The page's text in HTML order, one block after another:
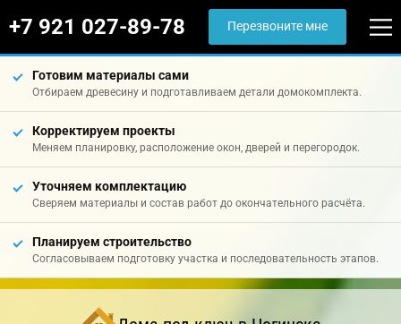
+7 921 027-89-78 Перезвоните мне
Готовим материалы сами
Отбираем древесину и подготавливаем детали домокомплекта.
Корректируем проекты
Меняем планировку, расположение окон, дверей и перегородок.
Уточняем комплектацию
Сверяем материалы и состав работ до окончательного расчёта.
Планируем строительство
Согласовываем подготовку участка и последовательность этапов.